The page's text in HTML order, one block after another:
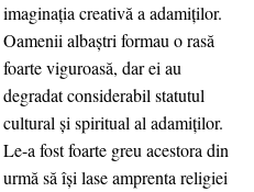
imaginaţia creativă a adamiţilor.
Oamenii albaştri formau o rasă
foarte viguroasă, dar ei au
degradat considerabil statutul
cultural şi spiritual al adamiţilor.
Le-a fost foarte greu acestora din
urmă să îşi lase amprenta religiei